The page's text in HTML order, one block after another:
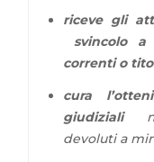
riceve gli
svincolo
correnti o
cura
giudiziali
devoluti a